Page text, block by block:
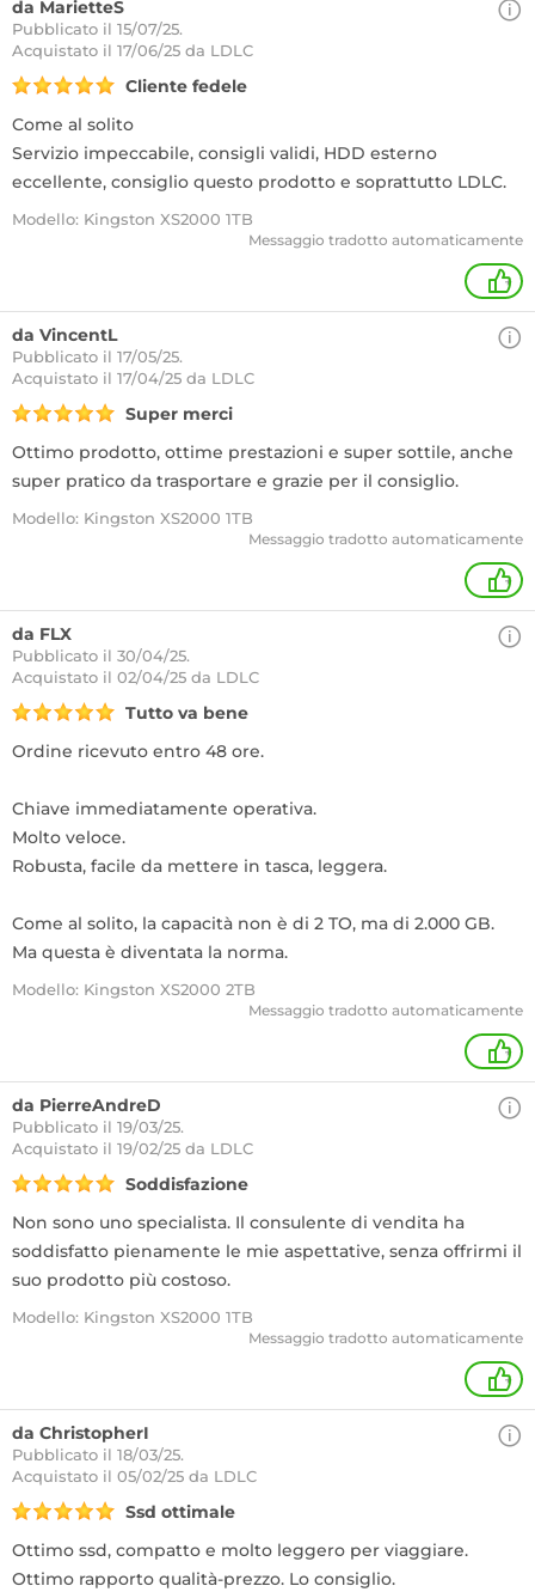
da MarietteS
Pubblicato il 15/07/25.
Acquistato il 17/06/25 da LDLC
Cliente fedele
Come al solito
Servizio impeccabile, consigli validi, HDD esterno
eccellente, consiglio questo prodotto e soprattutto LDLC.
Modello: Kingston XS2000 1TB
Messaggio tradotto automaticamente
+
da VincentL
Pubblicato il 17/05/25.
Acquistato il 17/04/25 da LDLC
Super merci
Ottimo prodotto, ottime prestazioni e super sottile, anche
super pratico da trasportare e grazie per il consiglio.
Modello: Kingston XS2000 1TB
Messaggio tradotto automaticamente
+
da FLX
Pubblicato il 30/04/25.
Acquistato il 02/04/25 da LDLC
Tutto va bene
Ordine ricevuto entro 48 ore.
Chiave immediatamente operativa.
Molto veloce.
Robusta, facile da mettere in tasca, leggera.
Come al solito, la capacità non è di 2 TO, ma di 2.000 GB.
Ma questa è diventata la norma.
Modello: Kingston XS2000 2TB
Messaggio tradotto automaticamente
+
da PierreAndreD
Pubblicato il 19/03/25.
Acquistato il 19/02/25 da LDLC
Soddisfazione
Non sono uno specialista. Il consulente di vendita ha
soddisfatto pienamente le mie aspettative, senza offrirmi il
suo prodotto più costoso.
Modello: Kingston XS2000 1TB
Messaggio tradotto automaticamente
+
da ChristopherI
Pubblicato il 18/03/25.
Acquistato il 05/02/25 da LDLC
Ssd ottimale
Ottimo ssd, compatto e molto leggero per viaggiare.
Ottimo rapporto qualità-prezzo. Lo consiglio.